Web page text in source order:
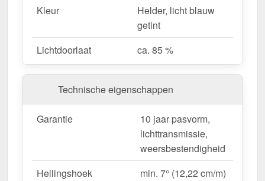
Lichttransmissie
– Laat ongeveer 85 % van
Weerbestendig
– Beschermd tegen UV-stralen
Hittebestendig– Tot 60° temperatuurbestendig.
Eenvoudige montage– Lichtgewicht materiaal
voor ongecompliceerde montage.
Complete set voor veilige installatie– Alle
belangrijke onderdelen inbegrepen.
– 10 jaar op materiaalkwaliteit voor
betrouwbaarheid.
Kleur
Helder, licht blauw
getint
Lichtdoorlaat
ca. 85 %
Technische eigenschappen
Garantie
10 jaar pasvorm,
lichttransmissie,
weersbestendigheid
Hellingshoek
min. 7° (12,22 cm/m)